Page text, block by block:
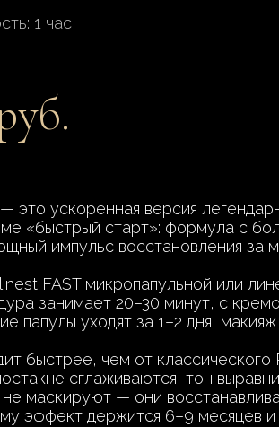
1 час
— это ускоренная версия
«быстрый старт»: формула с
импульс восстановления за
FAST микропапульной или
занимает 20–30 минут, с
папулы уходят за 1–2 дня,
быстрее, чем от
сглаживаются, тон
маскируют — они
эффект держится 6–9 месяцев и